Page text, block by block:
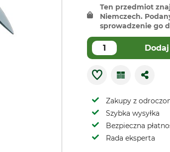
Ten przedmiot
Niemczech.
sprowadzenie go
Zakupy z
Szybka wysyłka
Bezpieczna
Rada eksperta